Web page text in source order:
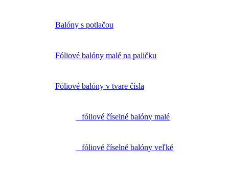
Balóny s potlačou
Fóliové balóny malé na paličku
Fóliové balóny v tvare čísla
fóliové číselné balóny malé
fóliové číselné balóny veľké